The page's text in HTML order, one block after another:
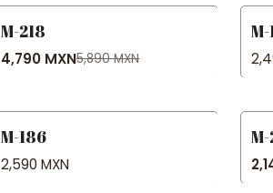
-19% OFF
M-218
4,790 MXN5,890 MXN
M-186
2,590 MXN